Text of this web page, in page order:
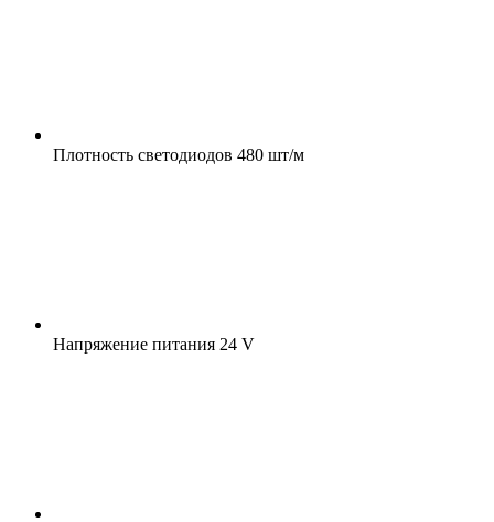
Плотность светодиодов 480 шт/м
Напряжение питания 24 V